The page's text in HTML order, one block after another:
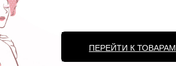
ПЕРЕЙТИ К ТОВАРАМ